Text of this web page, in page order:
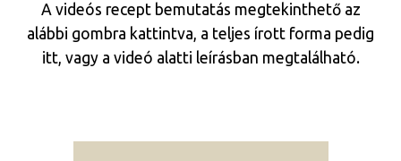
A videós recept bemutatás megtekinthető az
alábbi gombra kattintva, a teljes írott forma pedig
itt, vagy a videó alatti leírásban megtalálható.